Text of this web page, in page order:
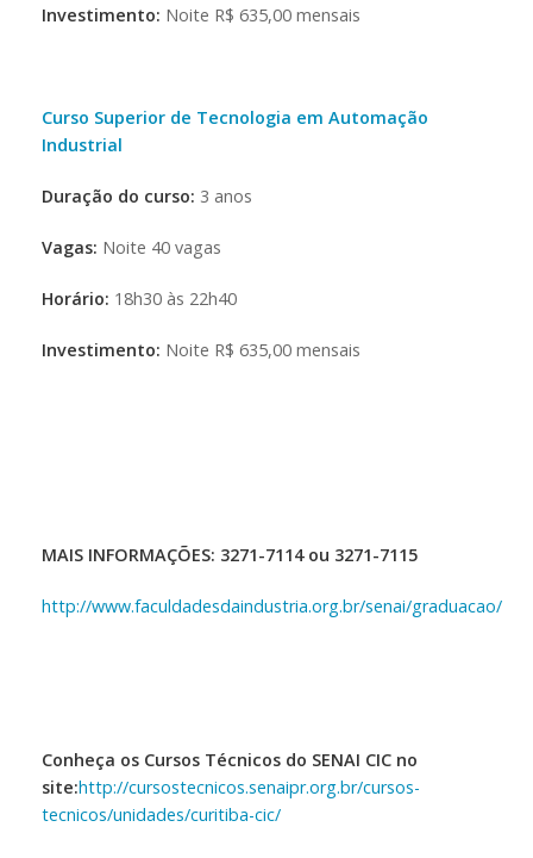
Investimento: Noite R$ 635,00 mensais
Curso Superior de Tecnologia em Automação
Industrial
Duração do curso: 3 anos
Vagas: Noite 40 vagas
Horário: 18h30 às 22h40
Investimento: Noite R$ 635,00 mensais
MAIS INFORMAÇÕES: 3271-7114 ou 3271-7115
http://www.faculdadesdaindustria.org.br/senai/graduacao/
Conheça os Cursos Técnicos do SENAI CIC no
site:http://cursostecnicos.senaipr.org.br/cursos-
tecnicos/unidades/curitiba-cic/